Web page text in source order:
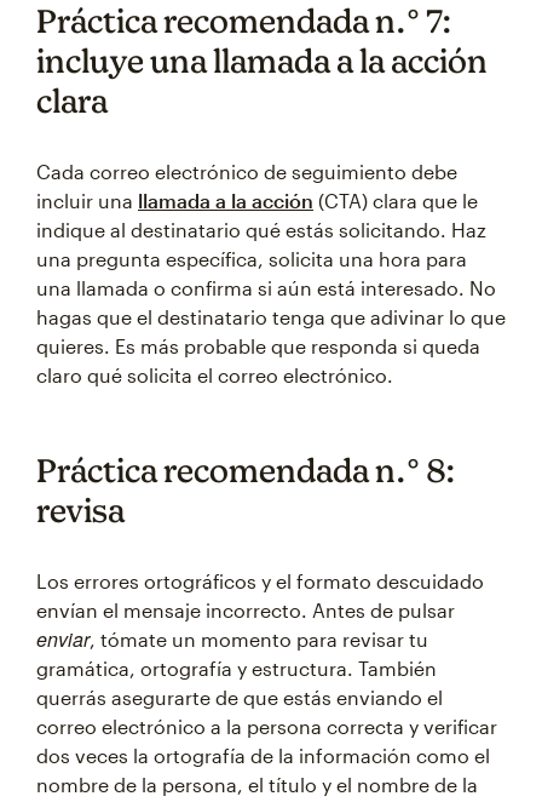
Práctica recomendada n.° 7:
incluye una llamada a la acción
clara
Cada correo electrónico de seguimiento debe
incluir una llamada a la acción (CTA) clara que le
indique al destinatario qué estás solicitando. Haz
una pregunta específica, solicita una hora para
una llamada o confirma si aún está interesado. No
hagas que el destinatario tenga que adivinar lo que
quieres. Es más probable que responda si queda
claro qué solicita el correo electrónico.
Práctica recomendada n.° 8:
revisa
Los errores ortográficos y el formato descuidado
envían el mensaje incorrecto. Antes de pulsar
enviar, tómate un momento para revisar tu
gramática, ortografía y estructura. También
querrás asegurarte de que estás enviando el
correo electrónico a la persona correcta y verificar
dos veces la ortografía de la información como el
nombre de la persona, el título y el nombre de la